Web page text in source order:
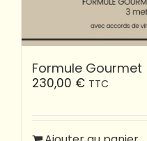
Formule Gourmet
230,00 € TTC